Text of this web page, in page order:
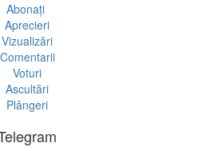
Abonați
Aprecieri
Vizualizări
Comentarii
Voturi
Ascultări
Plângeri